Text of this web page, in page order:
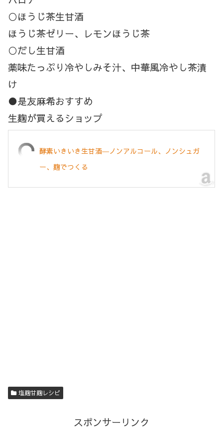
○ほうじ茶生甘酒
ほうじ茶ゼリー、レモンほうじ茶
○だし生甘酒
薬味たっぷり冷やしみそ汁、中華風冷やし茶漬
け
●是友麻希おすすめ
生麹が買えるショップ
酵素いきいき生甘酒―ノンアルコール、ノンシュガ
ー、麹でつくる
塩麹甘麹レシピ
スポンサーリンク